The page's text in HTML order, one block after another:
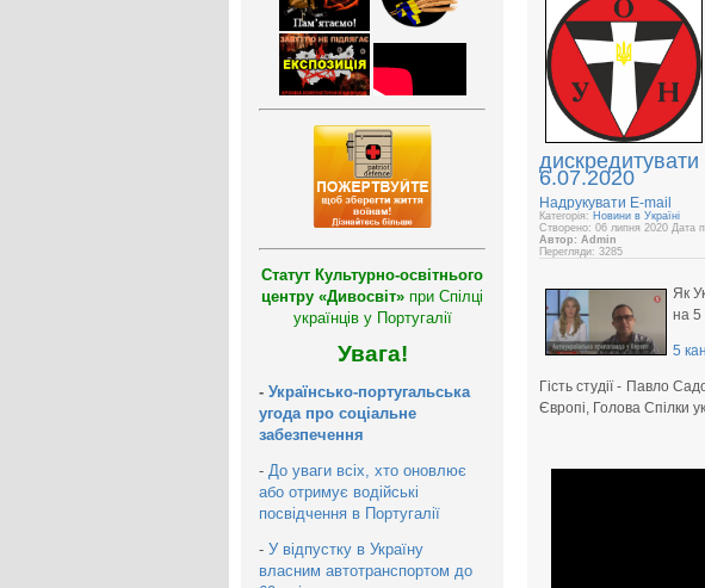
Статут Культурно-освітнього
центру «Дивосвіт» при Спілці
українців у Португалії
Увага!
- Українсько-португальська
угода про соціальне
забезпечення
- До уваги всіх, хто оновлює
або отримує водійські
посвідчення в Португалії
- У відпустку в Україну
власним автотранспортом до
дискредитувати
6.07.2020
Надрукувати E-mail
Категорія: Новини в Україні
Створено: 06 липня 2020 Дата
Автор: Admin
Перегляди: 3285
Як
на 5
5
Гість студії - Павло
Європі, Голова Спілки